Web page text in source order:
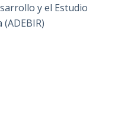
y el Estudio